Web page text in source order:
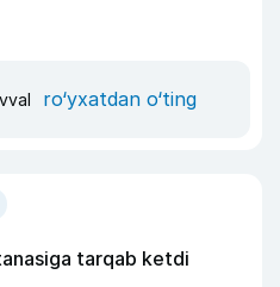
ro‘yxatdan o‘ting
tarqab ketdi